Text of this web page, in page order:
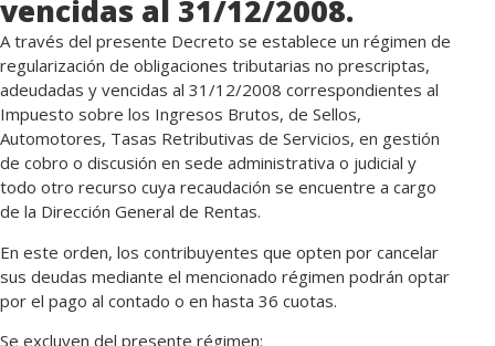
vencidas al 31/12/2008.
A través del presente Decreto se establece un régimen de
regularización de obligaciones tributarias no prescriptas,
adeudadas y vencidas al 31/12/2008 correspondientes al
Impuesto sobre los Ingresos Brutos, de Sellos,
Automotores, Tasas Retributivas de Servicios, en gestión
de cobro o discusión en sede administrativa o judicial y
todo otro recurso cuya recaudación se encuentre a cargo
de la Dirección General de Rentas.
En este orden, los contribuyentes que opten por cancelar
sus deudas mediante el mencionado régimen podrán optar
por el pago al contado o en hasta 36 cuotas.
Se excluyen del presente régimen: